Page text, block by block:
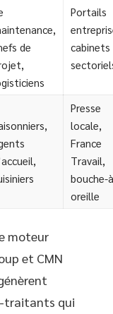
de
Portails
cabinets
Presse
locale,
France
Travail,
bouche-
oreille
moteur
et CMN
traitants qui